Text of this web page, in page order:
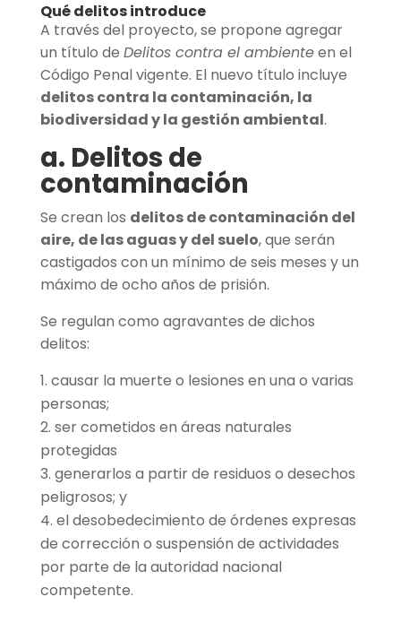
Qué delitos introduce
A través del proyecto, se propone agregar
un título de Delitos contra el ambienteen el
Código Penal vigente. El nuevo título incluye
delitos contra la contaminación, la
biodiversidad y la gestión ambiental.
a. Delitos de
contaminación
Se crean los delitos de contaminación del
aire, de las aguas y del suelo, que serán
castigados con un mínimo de seis meses y un
máximo de ocho años de prisión.
Se regulan como agravantes de dichos
delitos:
causar la muerte o lesiones en una o varias
personas;
ser cometidos en áreas naturales
protegidas
generarlos a partir de residuos o desechos
peligrosos; y
el desobedecimiento de órdenes expresas
de corrección o suspensión de actividades
por parte de la autoridad nacional
competente.